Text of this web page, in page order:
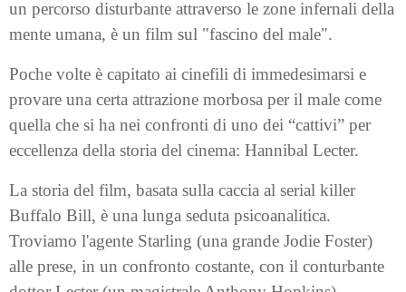
un percorso disturbante attraverso le zone infernali della
mente umana, è un film sul "fascino del male".
Poche volte è capitato ai cinefili di immedesimarsi e
provare una certa attrazione morbosa per il male come
quella che si ha nei confronti di uno dei “cattivi” per
eccellenza della storia del cinema: Hannibal Lecter.
La storia del film, basata sulla caccia al serial killer
Buffalo Bill, è una lunga seduta psicoanalitica.
Troviamo l'agente Starling (una grande Jodie Foster)
alle prese, in un confronto costante, con il conturbante